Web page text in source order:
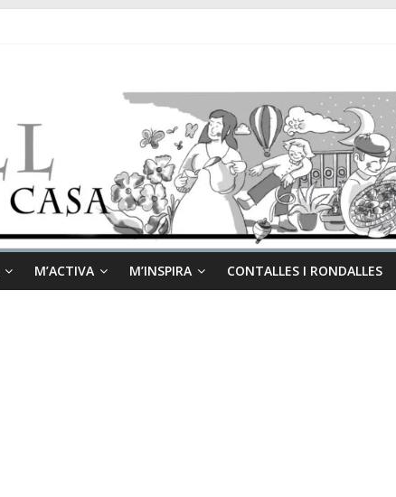
M’ACTIVA M’INSPIRA CONTALLES I RONDALLES